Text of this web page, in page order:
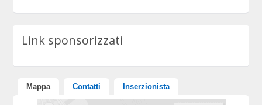
Link sponsorizzati
Mappa Contatti Inserzionista